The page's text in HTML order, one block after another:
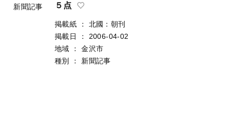
新聞記事
５点
掲載紙 ：
北國：朝刊
掲載日
：
2006-04-02
地域
：
金沢市
種別
： 新聞記事